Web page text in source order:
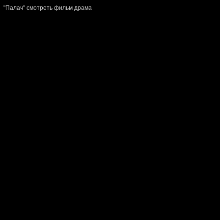
"Палач" смотреть фильм драма